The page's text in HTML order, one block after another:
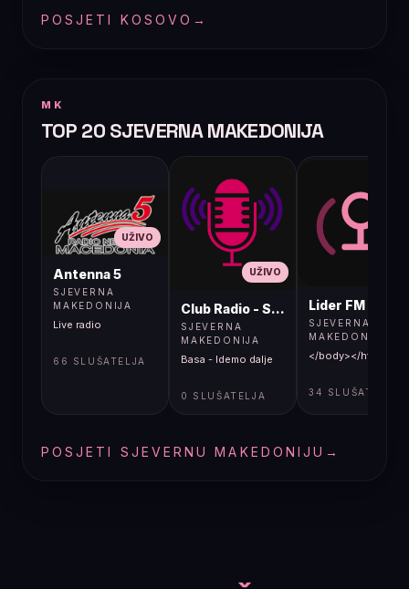
POSJETI KOSOVO →
MK
TOP 20 SJEVERNA MAKEDONIJA
UŽIVO
Antenna 5
SJEVERNA
MAKEDONIJA
Live radio
66 SLUŠATELJA
UŽIVO
Club Radio - Skopje, Mcedonia
SJEVERNA
MAKEDONIJA
Basa - Idemo dalje
0 SLUŠATELJA
Lider FM 107,4
SJEVERNA
MAKEDONIJA
</body></html>
34 SLUŠATELJA
POSJETI SJEVERNU MAKEDONIJU →